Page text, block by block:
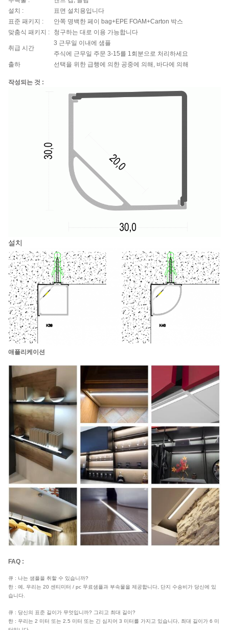
설치 :
표면 설치용입니다
표준 패키지 :
안쪽 명백한 페이 bag+EPE FOAM+Carton 박스
맞춤식 패키지 :
청구하는 대로 이용 가능합니다
취급 시간
3 근무일 이내에 샘플
주식에 근무일 주문 3-15를 1회분으로 처리하세요
출하
선택을 위한 급행에 의한 공중에 의해, 바다에 의해
작성되는 것 :
설치
애플리케이션
FAQ :
큐 : 나는 샘플을 취할 수 있습니까?
한 : 예, 우리는 20 센티미터 / pc 무료샘플과 부속물을 제공합니다, 단지 수송비가 당신에 있
습니다.
큐 : 당신의 표준 길이가 무엇입니까? 그리고 최대 길이?
한 : 우리는 2 미터 또는 2.5 미터 또는 긴 심지어 3 미터를 가지고 있습니다, 최대 길이가 6 미